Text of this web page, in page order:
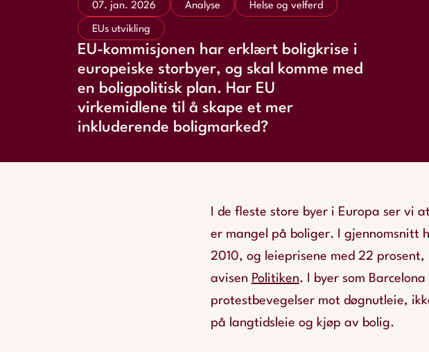
07. jan. 2026 Analyse Helse og velferd
EUs utvikling
EU-kommisjonen har erklært boligkrise i
europeiske storbyer, og skal komme med
en boligpolitisk plan. Har EU
virkemidlene til å skape et mer
inkluderende boligmarked?
I de fleste store byer i Europa ser vi
er mangel på boliger. I gjennomsnitt
2010, og leieprisene med 22
avisen Politiken. I byer som
protestbevegelser mot døgnutleie,
på langtidsleie og kjøp av bolig.